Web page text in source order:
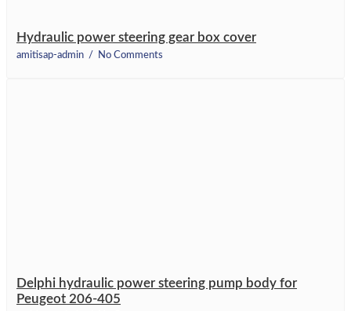
Hydraulic power steering gear box cover
amitisap-admin No Comments
Delphi hydraulic power steering pump body for
Peugeot 206-405